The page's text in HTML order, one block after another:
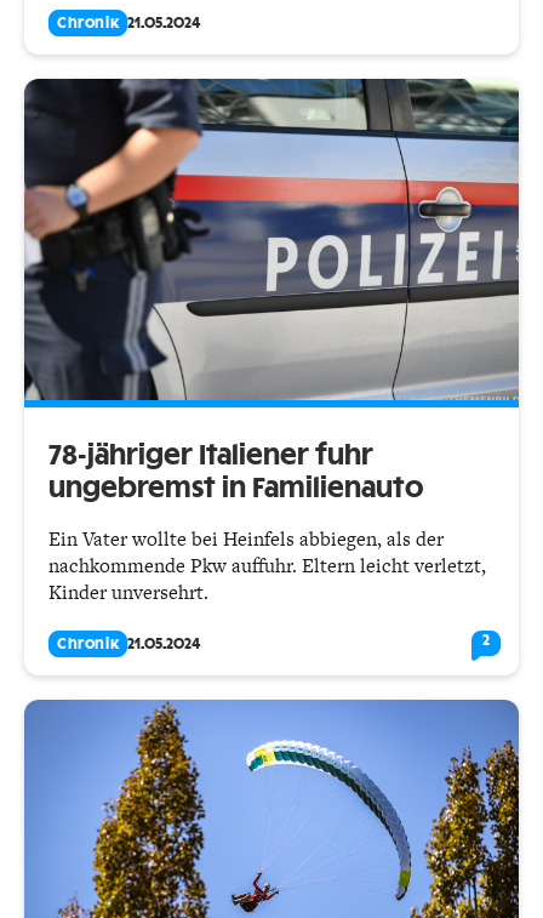
Chronik 21.05.2024
78-jähriger Italiener fuhr
ungebremst in Familienauto
Ein Vater wollte bei Heinfels abbiegen, als der
nachkommende Pkw auffuhr. Eltern leicht verletzt,
Kinder unversehrt.
Chronik 21.05.2024 2